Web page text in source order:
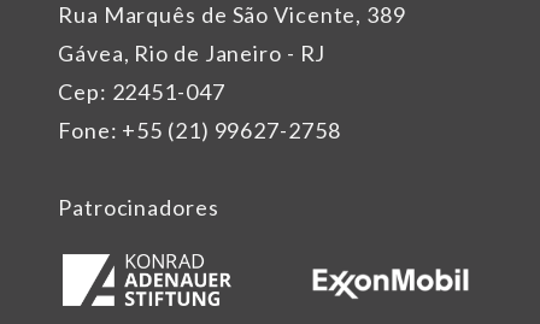
Rua Marquês de São Vicente, 389
Gávea, Rio de Janeiro - RJ
Cep: 22451-047
Fone: +55 (21) 99627-2758
Patrocinadores